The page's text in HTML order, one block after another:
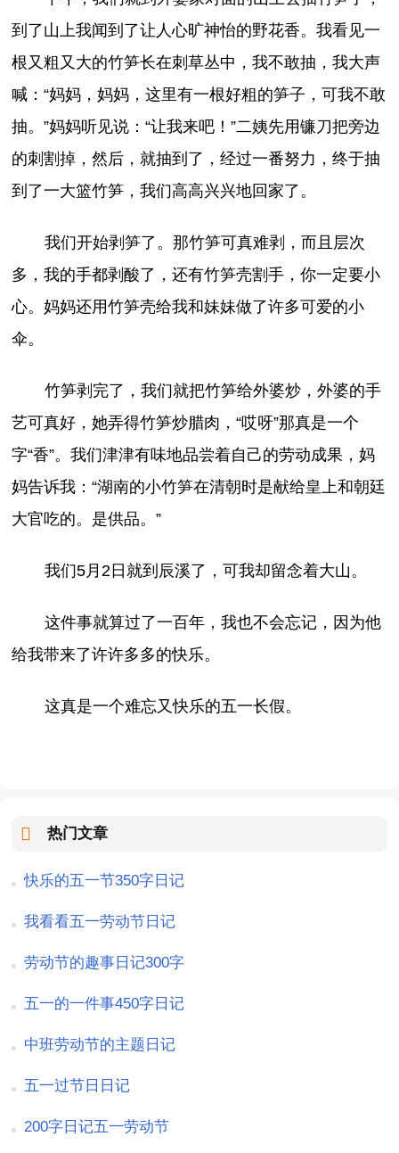
到了山上我闻到了让人心旷神怡的野花香。我看见一
根又粗又大的竹笋长在刺草丛中，我不敢抽，我大声
喊：“妈妈，妈妈，这里有一根好粗的笋子，可我不敢
抽。”妈妈听见说：“让我来吧！”二姨先用镰刀把旁边
的刺割掉，然后，就抽到了，经过一番努力，终于抽
到了一大篮竹笋，我们高高兴兴地回家了。
我们开始剥笋了。那竹笋可真难剥，而且层次
多，我的手都剥酸了，还有竹笋壳割手，你一定要小
心。妈妈还用竹笋壳给我和妹妹做了许多可爱的小
伞。
竹笋剥完了，我们就把竹笋给外婆炒，外婆的手
艺可真好，她弄得竹笋炒腊肉，“哎呀”那真是一个
字“香”。我们津津有味地品尝着自己的劳动成果，妈
妈告诉我：“湖南的小竹笋在清朝时是献给皇上和朝廷
大官吃的。是供品。”
我们5月2日就到辰溪了，可我却留念着大山。
这件事就算过了一百年，我也不会忘记，因为他
给我带来了许许多多的快乐。
这真是一个难忘又快乐的五一长假。
热门文章
快乐的五一节350字日记
我看看五一劳动节日记
劳动节的趣事日记300字
五一的一件事450字日记
中班劳动节的主题日记
五一过节日日记
200字日记五一劳动节